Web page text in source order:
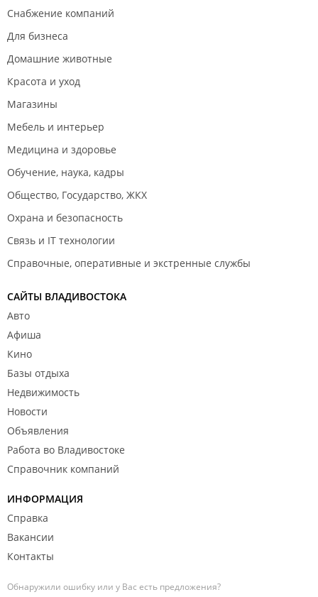
Снабжение компаний
Для бизнеса
Домашние животные
Красота и уход
Магазины
Мебель и интерьер
Медицина и здоровье
Обучение, наука, кадры
Общество, Государство, ЖКХ
Охрана и безопасность
Связь и IT технологии
Справочные, оперативные и экстренные службы
САЙТЫ ВЛАДИВОСТОКА
Авто
Афиша
Кино
Базы отдыха
Недвижимость
Новости
Объявления
Работа во Владивостоке
Справочник компаний
ИНФОРМАЦИЯ
Справка
Вакансии
Контакты
Обнаружили ошибку или у Вас есть предложения?